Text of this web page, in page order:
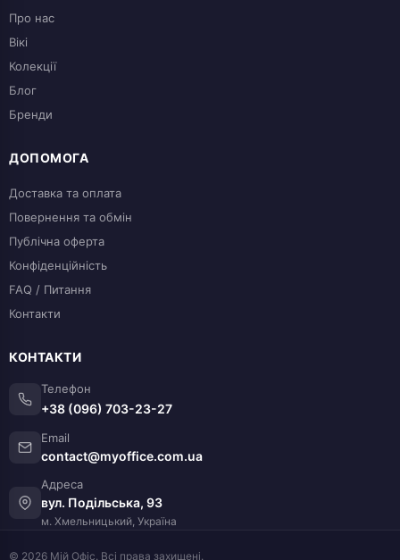
Про нас
Вікі
Колекції
Блог
Бренди
ДОПОМОГА
Доставка та оплата
Повернення та обмін
Публічна оферта
Конфіденційність
FAQ / Питання
Контакти
КОНТАКТИ
Телефон
+38 (096) 703-23-27
Email
contact@myoffice.com.ua
Адреса
вул. Подільська, 93
м. Хмельницький, Україна
© 2026 Мій Офіс. Всі права захищені.